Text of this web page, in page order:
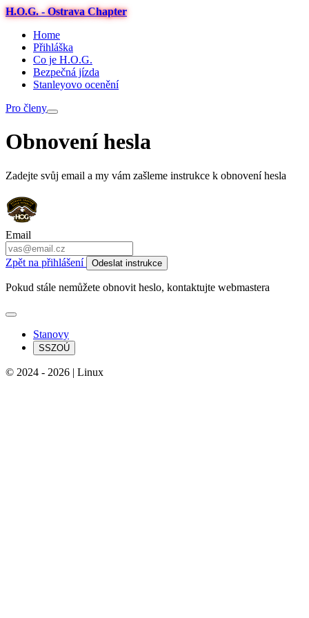
H.O.G. - Ostrava Chapter
Home
Přihláška
Co je H.O.G.
Bezpečná jízda
Stanleyovo ocenění
Pro členy
Obnovení hesla
Zadejte svůj email a my vám zašleme instrukce k obnovení hesla
Email
Zpět na přihlášení Odeslat instrukce
Pokud stále nemůžete obnovit heslo, kontaktujte webmastera
Stanovy
SSZOÚ
© 2024 - 2026 | Linux